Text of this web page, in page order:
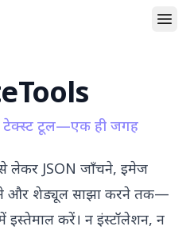
Tools
टूल—एक ही जगह
लेकर JSON जाँचने, इमेज
और शेड्यूल साझा करने तक—
इस्तेमाल करें। न इंस्टॉलेशन, न